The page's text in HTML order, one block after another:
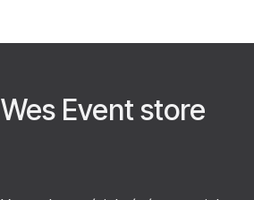
Wes Event store